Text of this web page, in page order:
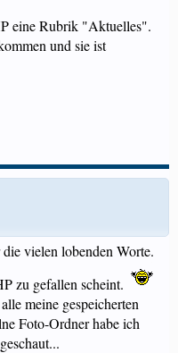
eine Rubrik "Aktuelles".
und sie ist
vielen lobenden Worte.
zu gefallen scheint.
meine gespeicherten
Foto-Ordner habe ich